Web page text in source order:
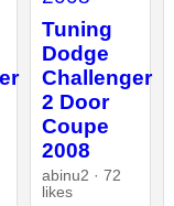
Tuning
Dodge
Challenger
2 Door
Coupe
2008
abinu2 · 72
likes